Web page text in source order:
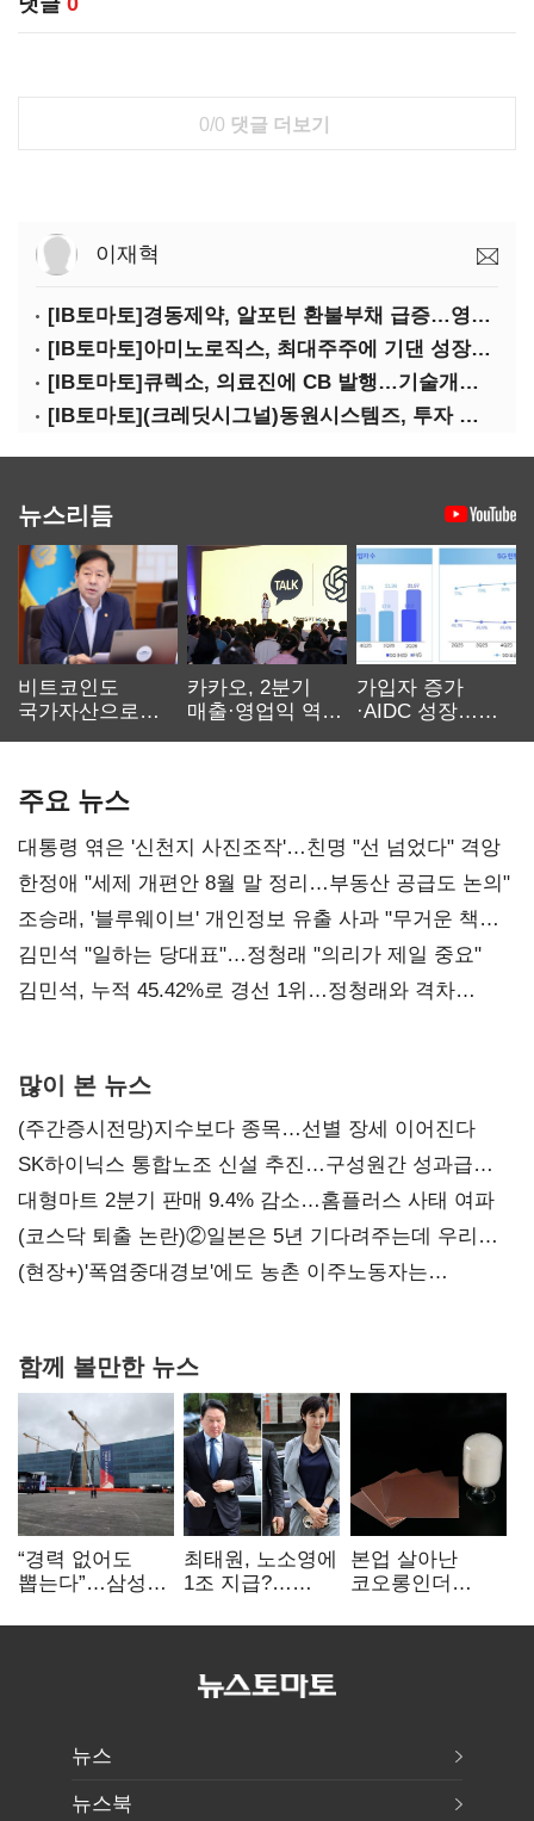
0/0 댓글 더보기
이재혁
[IB토마토]경동제약, 알포틴 환불부채 급증…영업이익 30% 잠식
[IB토마토]아미노로직스, 최대주주에 기댄 성장…높은 의존도 '양날의 검'
[IB토마토]큐렉소, 의료진에 CB 발행…기술개발 명분 뒤 보상 논란
[IB토마토](크레딧시그널)동원시스템즈, 투자 속도 조절이 만든 재무 안정화
뉴스리듬
비트코인도
국가자산으로…'
카카오, 2분기
매출·영업익 역대
가입자 증가
·AIDC 성장…
주요 뉴스
대통령 엮은 '신천지 사진조작'…친명 "선 넘었다" 격앙
한정애 "세제 개편안 8월 말 정리…부동산 공급도 논의"
조승래, '블루웨이브' 개인정보 유출 사과 "무거운 책임
통감"
김민석 "일하는 당대표"…정청래 "의리가 제일 중요"
김민석, 누적 45.42%로 경선 1위…정청래와 격차
많이 본 뉴스
(주간증시전망)지수보다 종목…선별 장세 이어진다
SK하이닉스 통합노조 신설 추진…구성원간 성과급
불만 확산
대형마트 2분기 판매 9.4% 감소…홈플러스 사태 여파
(코스닥 퇴출 논란)②일본은 5년 기다려주는데 우리는
당장 퇴출?…시간만으론 부족한 코스닥 구하기
(현장+)'폭염중대경보'에도 농촌 이주노동자는
함께 볼만한 뉴스
“경력 없어도
뽑는다”…삼성
반도체 인재
최태원, 노소영에
1조 지급?…
본업 살아난
코오롱인더
배터리 소재로
뉴스
뉴스북